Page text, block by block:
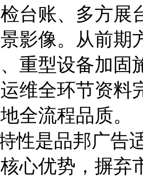
台账、多方展
影像。从前期
重型设备加固
维全环节资料
全流程品质。
性是品邦广告
心优势，摒弃